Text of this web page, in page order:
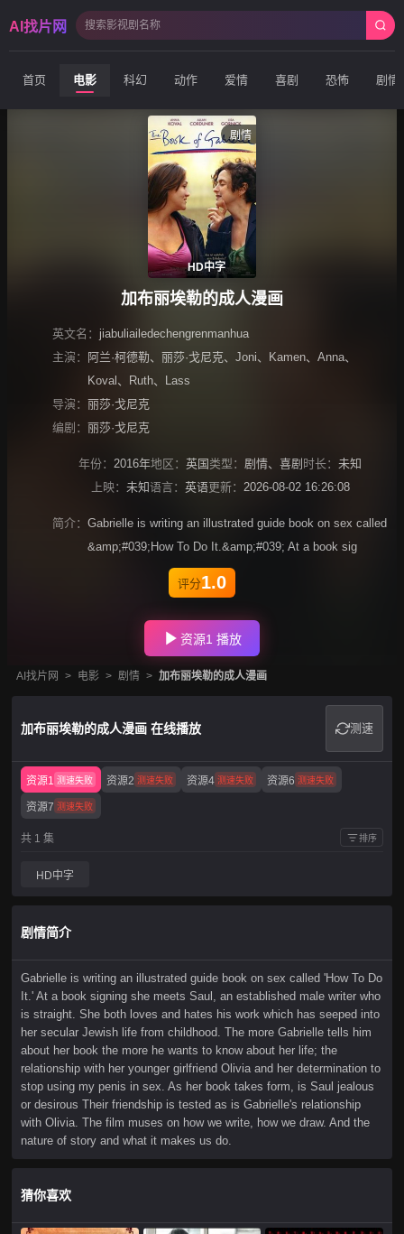
AI找片网
首页 电影 科幻 动作 爱情 喜剧 恐怖 剧情
剧情
HD中字
加布丽埃勒的成人漫画
英文名： jiabuliailedechengrenmanhua
主演：
阿兰·柯德勒、 丽莎·戈尼克、 Joni、 Kamen、 Anna、
Koval 、 Ruth、
Lass
导演： 丽莎·戈尼克
编剧： 丽莎·戈尼克
年份： 2016年地区： 英国 类型： 剧情、 喜剧 时长： 未知
上映： 未知语言： 英语更新： 2026-08-02 16:26:08
简介： Gabrielle is writing an illustrated guide book on sex called
&amp;#039;How To Do It.&amp;#039; At a book sig
评分1.0
资源1 播放
AI找片网 > 电影 > 剧情 > 加布丽埃勒的成人漫画
加布丽埃勒的成人漫画 在线播放 测速
资源1 测速失败 资源2 测速失败 资源4 测速失败 资源6 测速失败
资源7 测速失败
共 1 集 排序
HD中字
剧情简介
Gabrielle is writing an illustrated guide book on sex called 'How To Do
It.' At a book signing she meets Saul, an established male writer who
is straight. She both loves and hates his work which has seeped into
her secular Jewish life from childhood. The more Gabrielle tells him
about her book the more he wants to know about her life; the
relationship with her younger girlfriend Olivia and her determination to
stop using my penis in sex. As her book takes form, is Saul jealous
or desirous Their friendship is tested as is Gabrielle's relationship
with Olivia. The film muses on how we write, how we draw. And the
nature of story and what it makes us do.
猜你喜欢